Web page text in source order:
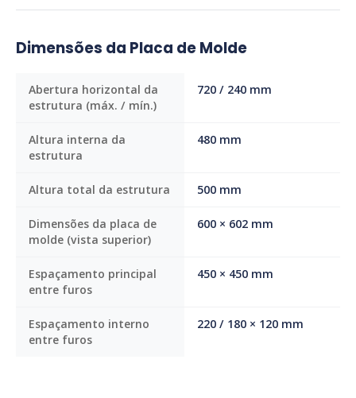
Dimensões da Placa de Molde
Abertura horizontal da
estrutura (máx. / mín.)
720 / 240 mm
Altura interna da
estrutura
480 mm
Altura total da estrutura 500 mm
Dimensões da placa de
molde (vista superior)
600 × 602 mm
Espaçamento principal
entre furos
450 × 450 mm
Espaçamento interno
entre furos
220 / 180 × 120 mm